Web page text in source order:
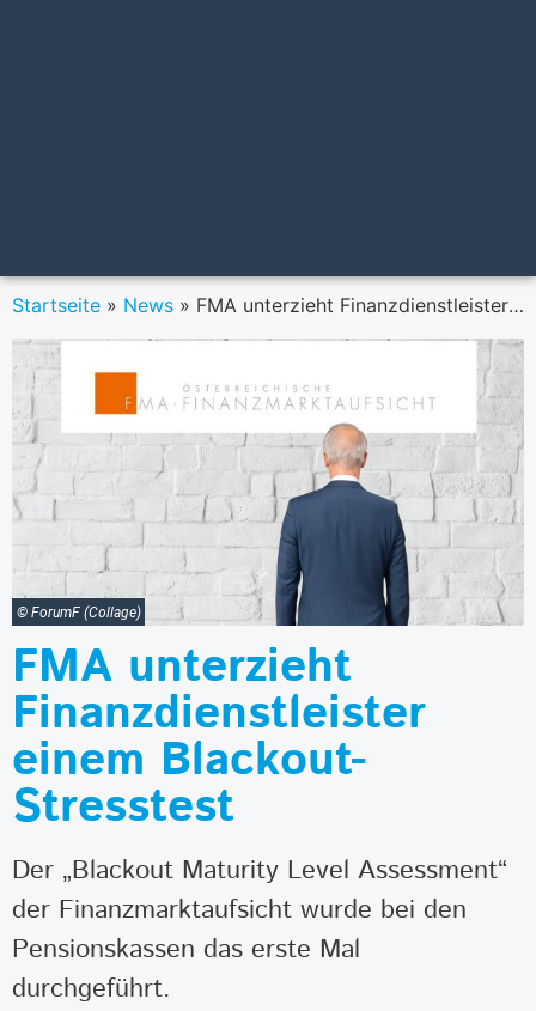
Startseite » News » FMA unterzieht Finanzdienstleister einem Blackout-Stresstest
© ForumF (Collage)
FMA unterzieht
Finanzdienstleister
einem Blackout-
Stresstest
Der „Blackout Maturity Level Assessment“
der Finanzmarktaufsicht wurde bei den
Pensionskassen das erste Mal
durchgeführt.